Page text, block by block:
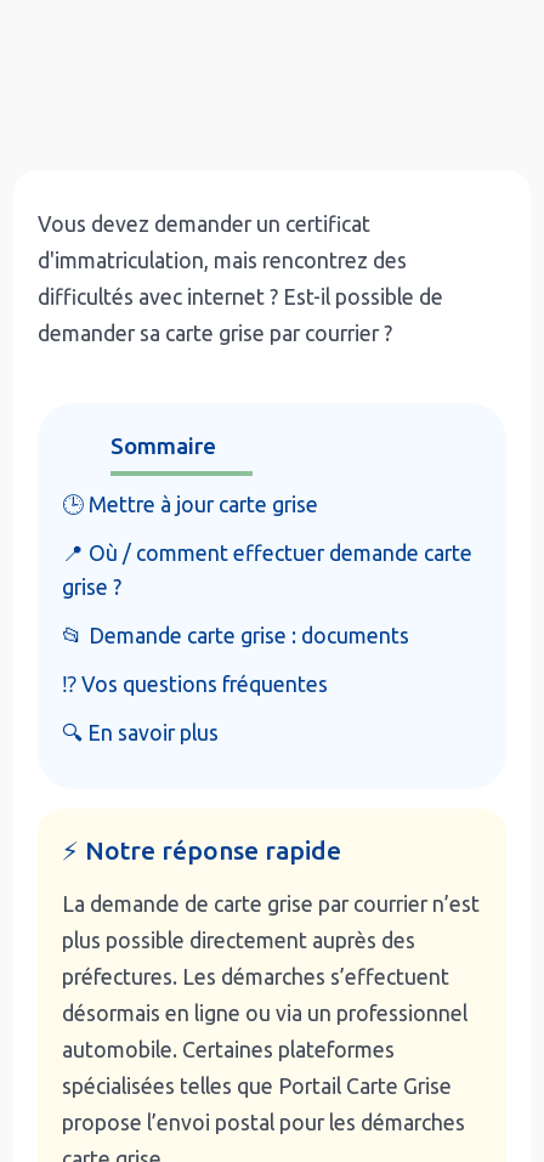
Vous devez demander un certificat
d'immatriculation, mais rencontrez des
difficultés avec internet ? Est-il possible de
demander sa carte grise par courrier ?
Sommaire
🕒 Mettre à jour carte grise
📍 Où / comment effectuer demande carte
grise ?
📂 Demande carte grise : documents
⁉️ Vos questions fréquentes
🔍 En savoir plus
⚡ Notre réponse rapide
La demande de carte grise par courrier n’est
plus possible directement auprès des
préfectures. Les démarches s’effectuent
désormais en ligne ou via un professionnel
automobile. Certaines plateformes
spécialisées telles que Portail Carte Grise
propose l’envoi postal pour les démarches